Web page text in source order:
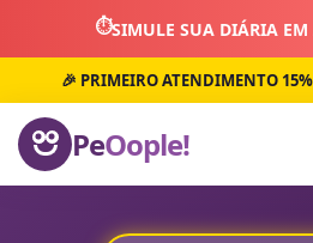
⏱️SIMULE SUA DIÁRIA EM
🎉 PRIMEIRO ATENDIMENTO
PeOople!